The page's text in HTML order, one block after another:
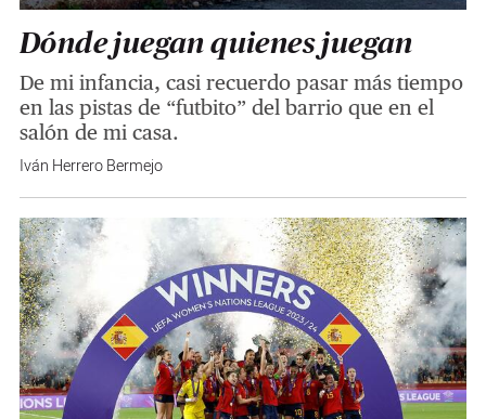
Dónde juegan quienes juegan
De mi infancia, casi recuerdo pasar más tiempo
en las pistas de “futbito” del barrio que en el
salón de mi casa.
Iván Herrero Bermejo